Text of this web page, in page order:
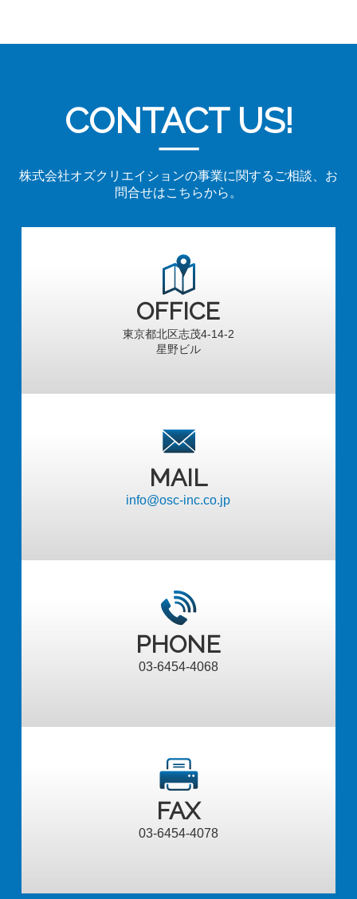
CONTACT US!
株式会社オズクリエイションの事業に関するご相談、お
問合せはこちらから。
OFFICE
東京都北区志茂4-14-2
星野ビル
MAIL
info@osc-inc.co.jp
PHONE
03-6454-4068
FAX
03-6454-4078